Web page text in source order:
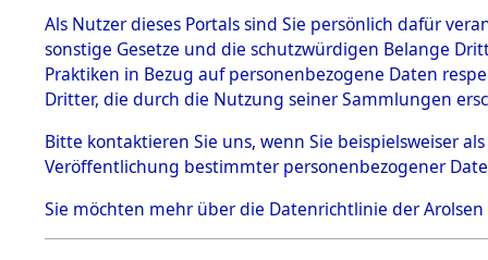
1.2.9.1
Effekten aus
dem KZ
Dachau
Effekten aus
dem KZ
Dachau,
Landesentsch
ädigungsamt
Land
Deutschland
18.7.2013: Die
Familien (oder
zurückgegeben.
Häftlingsnummer
Als Nutzer dieses Portals sind Sie persönlich dafür
sonstige Gesetze und die schutzwürdigen Belange
Praktiken in Bezug auf personenbezogene Daten
Dritter, die durch die Nutzung seiner Sammlungen
Bitte kontaktieren Sie uns, wenn Sie beispielsweiser
Veröffentlichung bestimmter personenbezogener
Sie möchten mehr über die Datenrichtlinie der Arolsen